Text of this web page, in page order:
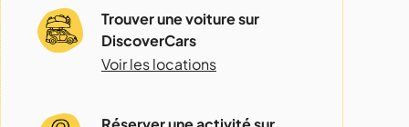
Trouver une voiture sur
DiscoverCars
Voir les locations